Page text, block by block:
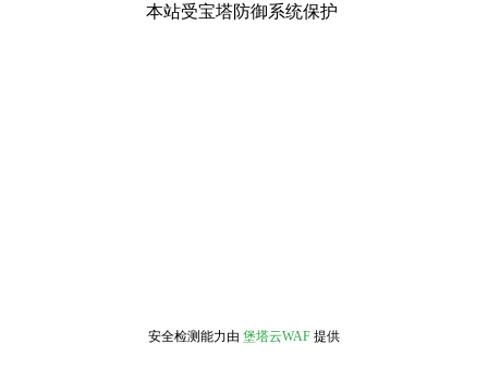
本站受宝塔防御系统保护
安全检测能力由 堡塔云WAF 提供